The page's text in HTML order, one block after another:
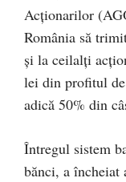
Acţionarilor
România să
şi la ceilalţi
lei din profitul
adică 50% din
Întregul sistem
bănci, a încheiat